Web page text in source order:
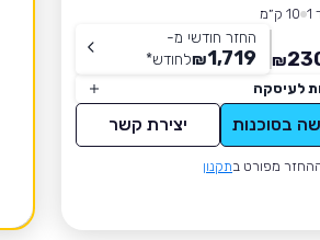
10 ק״מ
₪
החזר חודשי מ-
1,719
₪לחודש*
לעיסקה
בסוכנות יצירת קשר
מפורט בתקנון